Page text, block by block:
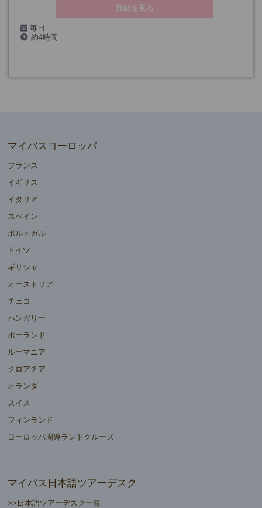
詳細を見る
毎日
約4時間
マイバスヨーロッパ
フランス
イギリス
イタリア
スペイン
ポルトガル
ドイツ
ギリシャ
オーストリア
チェコ
ハンガリー
ポーランド
ルーマニア
クロアチア
オランダ
スイス
フィンランド
ヨーロッパ周遊ランドクルーズ
マイバス日本語ツアーデスク
>>日本語ツアーデスク一覧